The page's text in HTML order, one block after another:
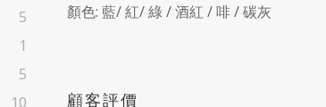
5
1
5
10
顏色: 藍/ 紅/ 綠 / 酒紅 / 啡 / 碳灰
顧客評價